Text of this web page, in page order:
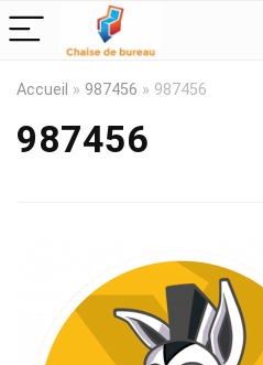
Accueil » 987456 » 987456
987456